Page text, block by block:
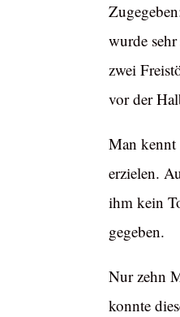
wurde
zwei
vor der
Man kennt
erzielen.
ihm kein
gegeben.
Nur zehn
konnte